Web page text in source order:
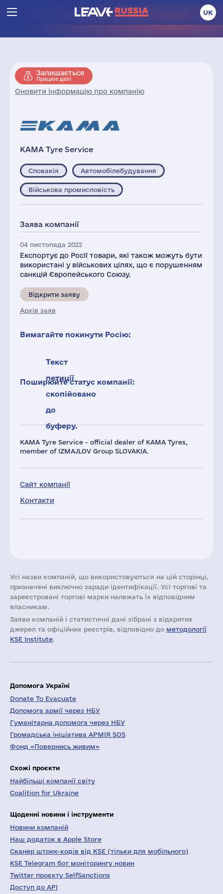
UK
Залишається
Працює далі
Оновити інформацію про компанію
KAMA Tyre Service
KAMA Tyre Service - official dealer of KAMA Tyres,
member of IZMAJLOV Group SLOVAKIA.
Сайт компанії
Контакти
Словакія Автомобілебудування
Військова промисловість
Заява компанії
04 листопада 2022
Експортує до Росії товари, які також можуть бути
використані у військових цілях, що є порушенням
санкцій Європейського Союзу.
Відкрити заяву
Архів заяв
Вимагайте покинути Росію:
Текст
петиції
скопійовано
до
буферу.
Поширюйте статус компанії:
Усі назви компаній, що використовуються на цій сторінці,
призначені виключно заради ідентифікації. Усі торгові та
зареєстровані торгові марки належать їх відповідним
власникам.
Заяви компаній i статистичні дані зібрані з відкритих
джерел та офіційних реєстрів, відповідно до методології
KSE Institute.
Допомога Україні
Donate To Evacuate
Допомога армії через НБУ
Гуманітарна допомога через НБУ
Громадська ініціатива АРМІЯ SOS
Фонд «Повернись живим»
Схожі проєкти
Найбільші компанії світу
Coalition for Ukraine
Щоденні новини і інструменти
Новини компаній
Наш додаток в Apple Store
Сканер штрих-кодів від KSE (тільки для мобільного)
KSE Telegram бот моніторингу новин
Twitter проєкту SelfSanctions
Доступ до API